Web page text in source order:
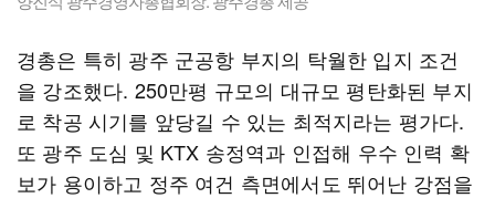
경총은 특히 광주 군공항 부지의 탁월한 입지 조건
을 강조했다. 250만평 규모의 대규모 평탄화된 부지
로 착공 시기를 앞당길 수 있는 최적지라는 평가다.
또 광주 도심 및 KTX 송정역과 인접해 우수 인력 확
보가 용이하고 정주 여건 측면에서도 뛰어난 강점을